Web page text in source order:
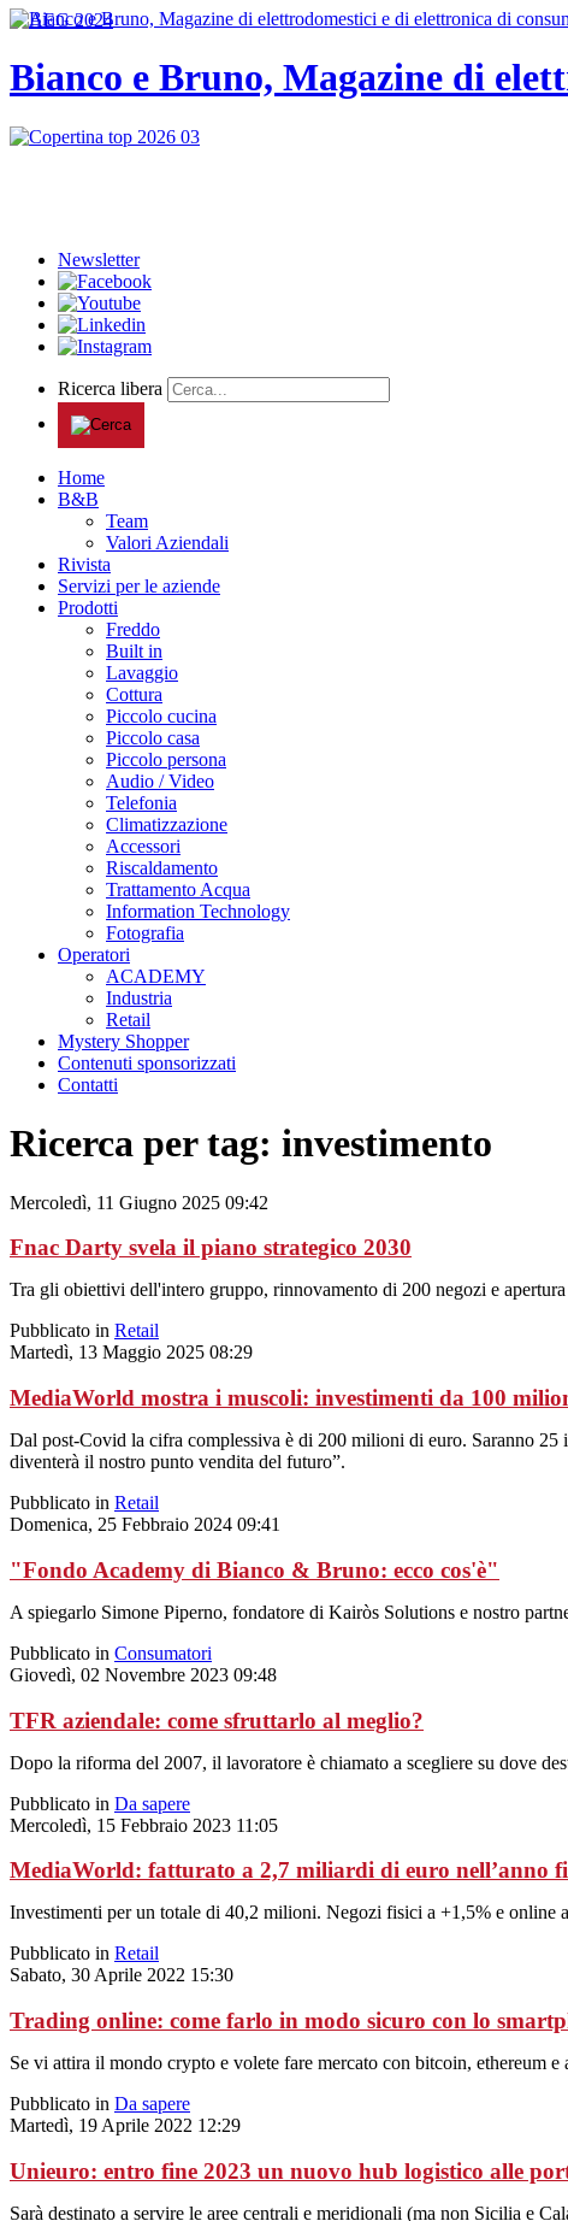
Bianco e Bruno, Magazine di
Newsletter
Ricerca libera
Home
B&B
Team
Valori Aziendali
Rivista
Servizi per le aziende
Prodotti
Freddo
Built in
Lavaggio
Cottura
Piccolo cucina
Piccolo casa
Piccolo persona
Audio / Video
Telefonia
Climatizzazione
Accessori
Riscaldamento
Trattamento Acqua
Information Technology
Fotografia
Operatori
ACADEMY
Industria
Retail
Mystery Shopper
Contenuti sponsorizzati
Contatti
Ricerca per tag: investimento
Mercoledì, 11 Giugno 2025 09:42
Fnac Darty svela il piano strategico 2030
Tra gli obiettivi dell'intero gruppo, rinnovamento di 200 negozi e
Pubblicato in Retail
Martedì, 13 Maggio 2025 08:29
MediaWorld mostra i muscoli: investimenti da 100
Dal post-Covid la cifra complessiva è di 200 milioni di euro. Saranno
diventerà il nostro punto vendita del futuro”.
Pubblicato in Retail
Domenica, 25 Febbraio 2024 09:41
"Fondo Academy di Bianco & Bruno: ecco cos'è"
A spiegarlo Simone Piperno, fondatore di Kairòs Solutions e nostro
Pubblicato in Consumatori
Giovedì, 02 Novembre 2023 09:48
TFR aziendale: come sfruttarlo al meglio?
Dopo la riforma del 2007, il lavoratore è chiamato a scegliere su dove
Pubblicato in Da sapere
Mercoledì, 15 Febbraio 2023 11:05
MediaWorld: fatturato a 2,7 miliardi di euro nell’anno
Investimenti per un totale di 40,2 milioni. Negozi fisici a +1,5% e online
Pubblicato in Retail
Sabato, 30 Aprile 2022 15:30
Trading online: come farlo in modo sicuro con lo
Se vi attira il mondo crypto e volete fare mercato con bitcoin, ethereum
Pubblicato in Da sapere
Martedì, 19 Aprile 2022 12:29
Unieuro: entro fine 2023 un nuovo hub logistico alle
Sarà destinato a servire le aree centrali e meridionali (ma non Sicilia e